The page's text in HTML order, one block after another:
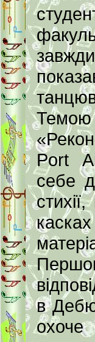
Port
себе
в
охоче